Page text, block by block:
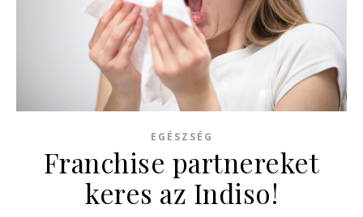
EGÉSZSÉG
Franchise partnereket
keres az Indiso!